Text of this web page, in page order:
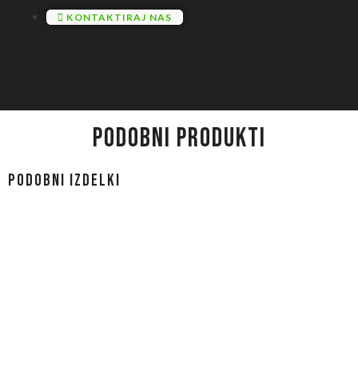
KONTAKTIRAJ NAS
PODOBNI PRODUKTI
Podobni izdelki